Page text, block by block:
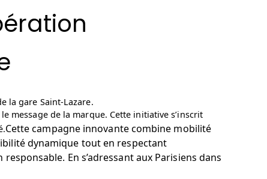
la gare Saint-Lazare.
message de la marque. Cette initiative s’inscrit
Cette campagne innovante combine mobilité
dynamique tout en respectant
En s’adressant aux Parisiens dans